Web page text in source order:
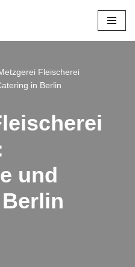
Fleischerei
in Berlin
und